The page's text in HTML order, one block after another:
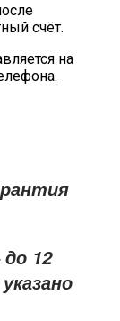
счёт.
на
12